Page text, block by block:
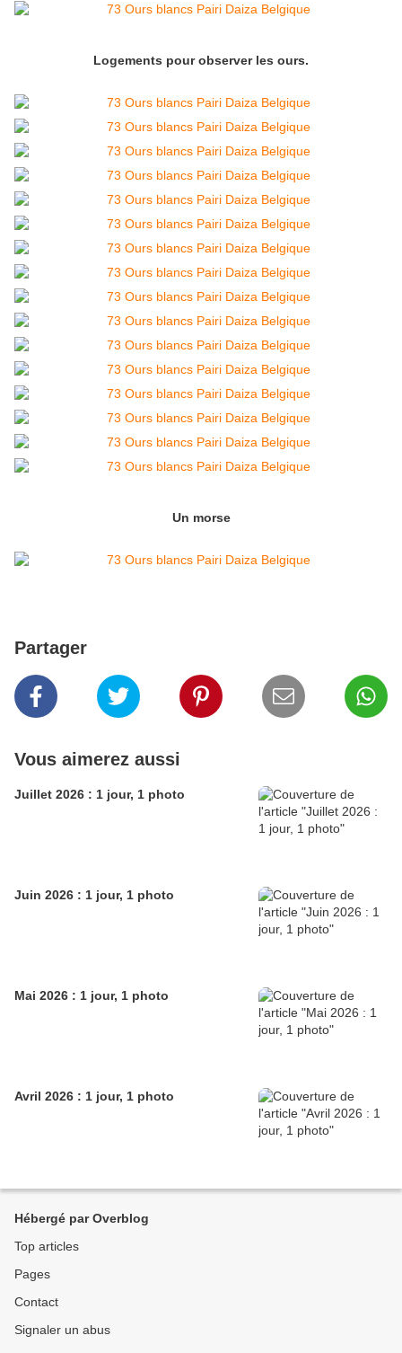
Logements pour observer les ours.
Un morse
Partager
Vous aimerez aussi
Juillet 2026 : 1 jour, 1 photo
Juin 2026 : 1 jour, 1 photo
Mai 2026 : 1 jour, 1 photo
Avril 2026 : 1 jour, 1 photo
Hébergé par Overblog
Top articles
Pages
Contact
Signaler un abus